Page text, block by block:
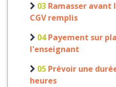
03 Ramasser
CGV remplis
04Payement sur
l'enseignant
05 Prévoir une
heures